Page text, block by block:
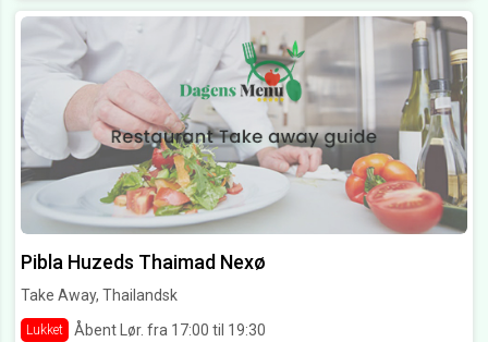
Pibla Huzeds Thaimad Nexø
Take Away, Thailandsk
Lukket
Åbent Lør. fra 17:00 til 19:30